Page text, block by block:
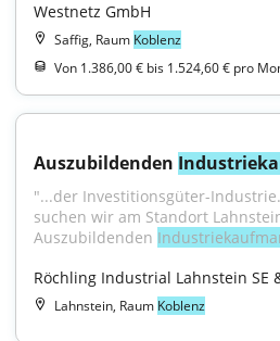
Westnetz GmbH
Saffig, Raum Koblenz
Von 1.386,00 € bis 1.524,60 € pro
Auszubildenden
"...der Investitionsgüter-
suchen wir am Standort
Auszubildenden
Röchling Industrial Lahnstein SE
Lahnstein, Raum Koblenz